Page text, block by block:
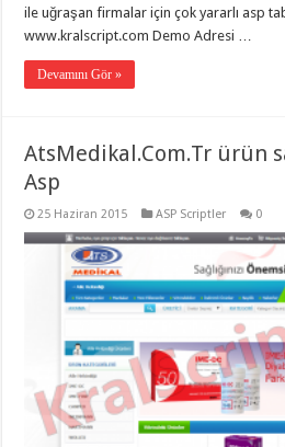
ile uğraşan firmalar için çok yararlı asp
www.kralscript.com Demo Adresi …
Devamını Gör »
AtsMedikal.Com.Tr ürün
Asp
25 Haziran 2015 ASP Scriptler 0